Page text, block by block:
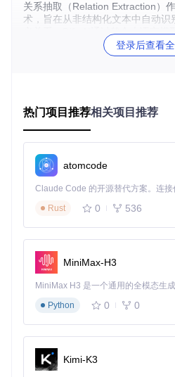
关系抽取（Relation Extraction）
术，旨在从非结构化文本中自动
义关系。Dify.AI通过整合大语言模
术，提供了开箱即用的智能抽取能
    B --> C[实体识别NER]
    C --> D[关系分类]
    D --> E[三元组生成]
实体识别：识别客户、产品、问
关系分类
三元组生成：将实体和关系组
图谱存储 ：将三元组数据存储到
某企业客户支持中心每月处理超过
知识图谱实现了以下价值：
登录后查看
热门项目推荐相关项目推荐
atomcode
Rust
0 536
MiniMax-H3
Python
0 0
Kimi-K3